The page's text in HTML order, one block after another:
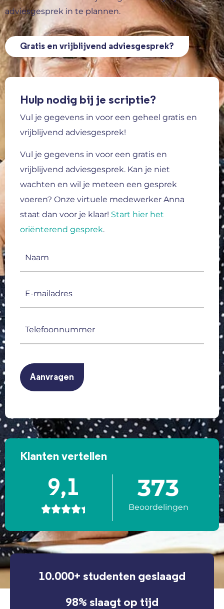
adviesgesprek in te plannen.
Gratis en vrijblijvend adviesgesprek?
Hulp nodig bij je scriptie?
Vul je gegevens in voor een geheel gratis en
vrijblijvend adviesgesprek!
Vul je gegevens in voor een gratis en
vrijblijvend adviesgesprek. Kan je niet
wachten en wil je meteen een gesprek
voeren? Onze virtuele medewerker Anna
staat dan voor je klaar! Start hier het
oriënterend gesprek.
Klanten vertellen
9,1

373
Beoordelingen
10.000+ studenten geslaagd
98% slaagt op tijd